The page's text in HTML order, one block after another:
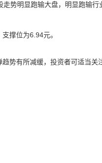
走势明显跑输大盘，明显跑输行
撑位为6.94元。
势有所减缓，投资者可适当关